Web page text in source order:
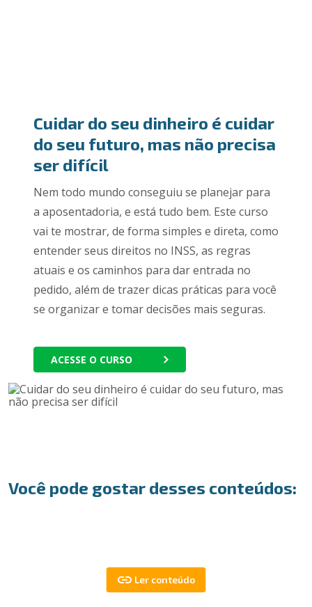
Cuidar do seu dinheiro é cuidar
do seu futuro, mas não precisa
ser difícil
Nem todo mundo conseguiu se planejar para
a aposentadoria, e está tudo bem. Este curso
vai te mostrar, de forma simples e direta, como
entender seus direitos no INSS, as regras
atuais e os caminhos para dar entrada no
pedido, além de trazer dicas práticas para você
se organizar e tomar decisões mais seguras.
ACESSE O CURSO
Você pode gostar desses conteúdos: